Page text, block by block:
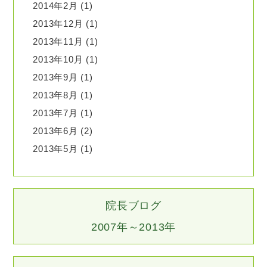
2014年2月 (1)
2013年12月 (1)
2013年11月 (1)
2013年10月 (1)
2013年9月 (1)
2013年8月 (1)
2013年7月 (1)
2013年6月 (2)
2013年5月 (1)
院長ブログ
2007年～2013年